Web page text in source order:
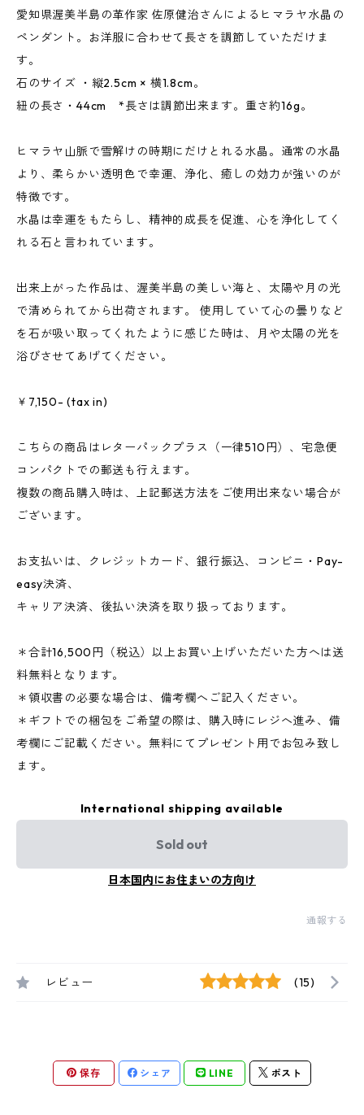
愛知県渥美半島の革作家 佐原健治さんによるヒマラヤ水晶の
ペンダント。お洋服に合わせて長さを調節していただけま
す。
石のサイズ ・縦2.5cm × 横1.8cm。
紐の長さ・44cm *長さは調節出来ます。重さ約16g。
ヒマラヤ山脈で雪解けの時期にだけとれる水晶。通常の水晶
より、柔らかい透明色で幸運、浄化、癒しの効力が強いのが
特徴です。
水晶は幸運をもたらし、精神的成長を促進、心を浄化してく
れる石と言われています。
出来上がった作品は、渥美半島の美しい海と、太陽や月の光
で清められてから出荷されます。 使用していて心の曇りなど
を石が吸い取ってくれたように感じた時は、月や太陽の光を
浴びさせてあげてください。
￥7,150- (tax in)
こちらの商品はレターパックプラス（一律510円）、宅急便
コンパクトでの郵送も行えます。
複数の商品購入時は、上記郵送方法をご使用出来ない場合が
ございます。
お支払いは、クレジットカード、銀行振込、コンビニ・Pay-
easy決済、
キャリア決済、後払い決済を取り扱っております。
＊合計16,500円（税込）以上お買い上げいただいた方へは送
料無料となります。
＊領収書の必要な場合は、備考欄へご記入ください。
＊ギフトでの梱包をご希望の際は、購入時にレジへ進み、備
考欄にご記載ください。無料にてプレゼント用でお包み致し
ます。
International shipping available
Sold out
日本国内にお住まいの方向け
通報する
レビュー (15)
保存 シェア LINE ポスト